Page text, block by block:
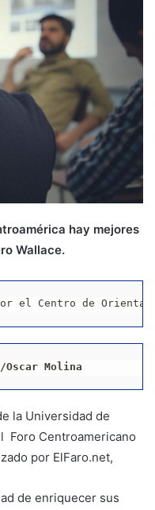
hay mejores
Wallace.
el Centro de
Molina
la Universidad de
Foro Centroamericano
por ElFaro.net,
de enriquecer sus